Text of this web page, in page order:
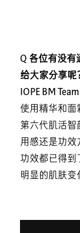
Q 各位有没有
给大家分享呢
IOPE BM
使用精华和面
第六代肌活智
用感还是功效
功效都已得到
明显的肌肤变